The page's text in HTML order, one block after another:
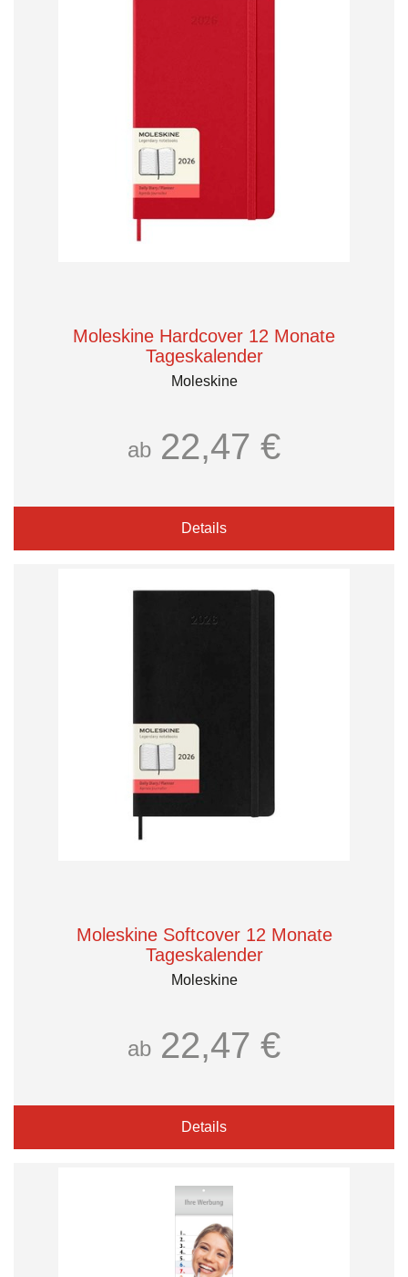
Moleskine Hardcover 12 Monate
Tageskalender
Moleskine
ab 22,47 €
Details
Moleskine Softcover 12 Monate
Tageskalender
Moleskine
ab 22,47 €
Details